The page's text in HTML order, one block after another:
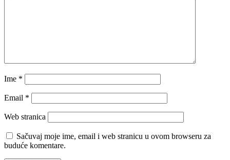
Ime *
Email *
Web stranica
Sačuvaj moje ime, email i web stranicu u ovom browseru za
buduće komentare.